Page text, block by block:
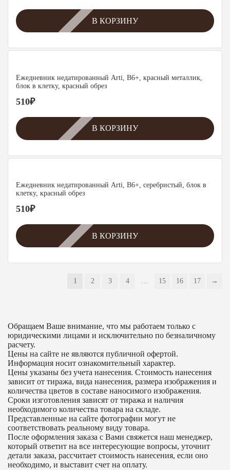
В КОРЗИНУ
Ежедневник недатированный Arti, B6+, красный металлик,
блок в клетку, красный обрез
510₽
В КОРЗИНУ
Ежедневник недатированный Arti, B6+, серебристый, блок в
клетку, красный обрез
510₽
В КОРЗИНУ
1 2 3 4 … 15 16 17 →
Обращаем Ваше внимание, что мы работаем только с
юридическими лицами и исключительно по безналичному
расчету.
Цены на сайте не являются публичной офертой.
Информация носит ознакомительный характер.
Цены указаны без учета нанесения. Стоимость нанесения
зависит от тиража, вида нанесения, размера изображения и
количества цветов в составе наносимого изображения.
Сроки изготовления зависят от тиража и наличия
необходимого количества товара на складе.
Представленные на сайте фотографии могут не
соответствовать реальному виду товара.
После оформления заказа с Вами свяжется наш менеджер,
который ответит на все интересующие вопросы, уточнит
детали заказа, рассчитает стоимость нанесения, если оно
необходимо, и выставит счет на оплату.